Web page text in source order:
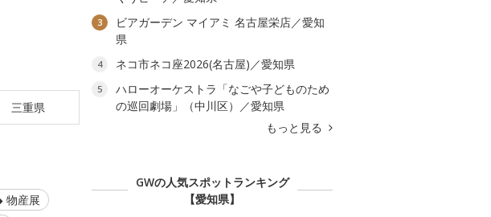
三重県
物産展
3
ビアガーデン マイアミ 名古屋栄店／愛知
県
4 ネコ市ネコ座2026(名古屋)／愛知県
5
ハローオーケストラ「なごや子どものため
の巡回劇場」（中川区）／愛知県
もっと見る
GWの人気スポットランキング
【愛知県】